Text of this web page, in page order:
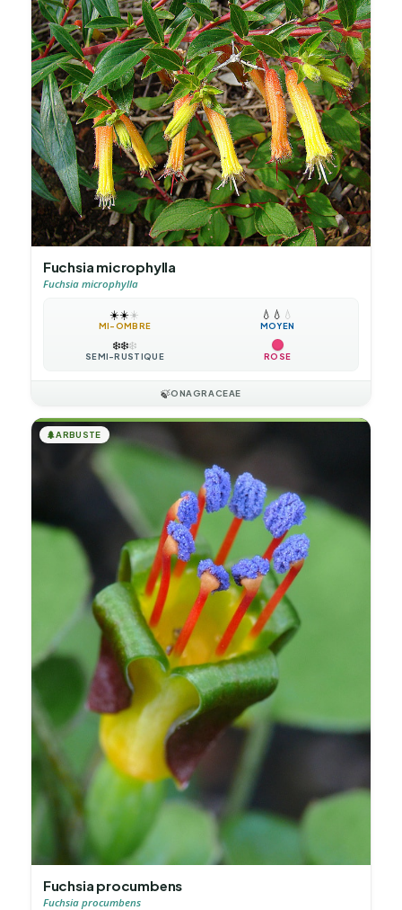
Fuchsia microphylla
Fuchsia microphylla
☀️☀️☀️
MI-OMBRE
💧 💧 💧
MOYEN
❄️❄️❄️
SEMI-RUSTIQUE ROSE
🍃ONAGRACEAE
🌲ARBUSTE
Fuchsia procumbens
Fuchsia procumbens